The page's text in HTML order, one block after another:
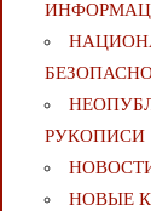
РУКОПИСИ
НОВЫЕ